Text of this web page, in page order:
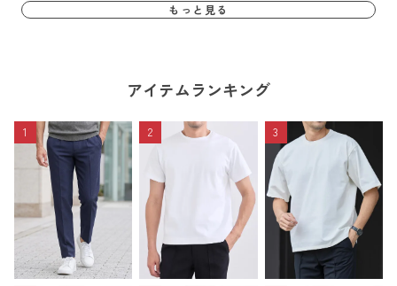
もっと見る
アイテムランキング
1 2 3